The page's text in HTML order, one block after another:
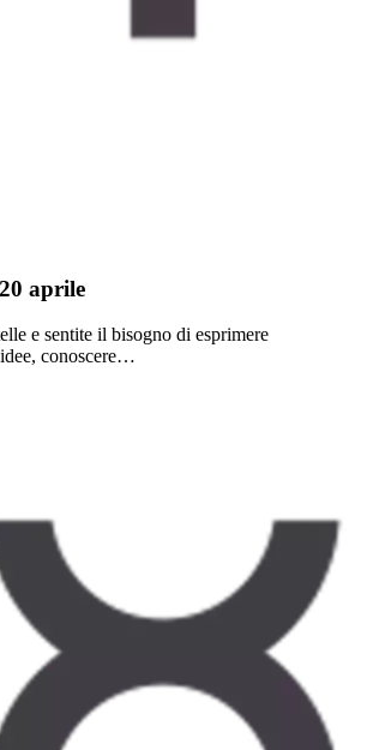
aprile
e sentite il bisogno di esprimere
conoscere…